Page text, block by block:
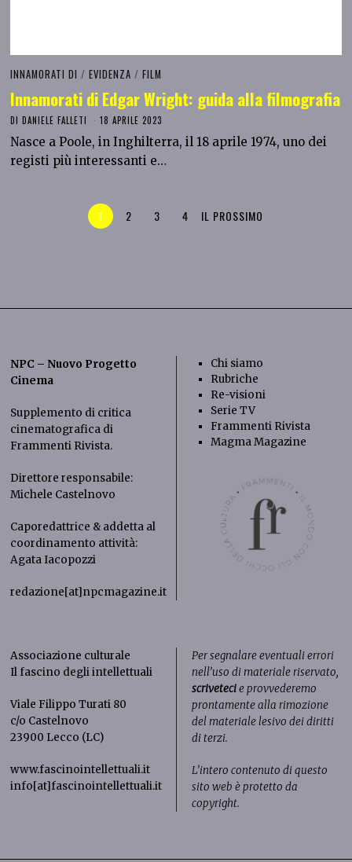
INNAMORATI DI / EVIDENZA / FILM
Innamorati di Edgar Wright: guida alla filmografia
DIDANIELE FALLETI 18 APRILE 2023
Nasce a Poole, in Inghilterra, il 18 aprile 1974, uno dei
registi più interessanti e…
1 2 3 4 IL PROSSIMO
NPC – Nuovo Progetto
Cinema
Supplemento di critica
cinematografica di
Frammenti Rivista.
Direttore responsabile:
Michele Castelnovo
Caporedattrice & addetta al
coordinamento attività:
Agata Iacopozzi
redazione[at]npcmagazine.it
Chi siamo
Rubriche
Re-visioni
Serie TV
Frammenti Rivista
Magma Magazine
Associazione culturale
Il fascino degli intellettuali
Viale Filippo Turati 80
c/o Castelnovo
23900 Lecco (LC)
www.fascinointellettuali.it
info[at]fascinointellettuali.it
Per segnalare eventuali errori
nell’uso di materiale riservato,
scrivetecie provvederemo
prontamente alla rimozione
del materiale lesivo dei diritti
di terzi.
L’intero contenuto di questo
sito web è protetto da
copyright.